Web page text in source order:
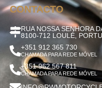
CONTACTO
RUA NOSSA SENHORA
8100-712 LOULÉ,
+351 912 365 730
CHAMADA PARA REDE MÓVEL
+351 962 567 811
CHAMADA PARA REDE MÓVEL